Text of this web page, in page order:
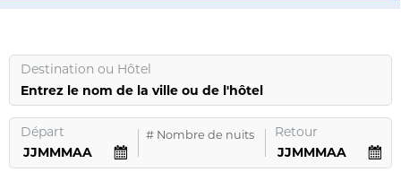
Destination ou Hôtel
Entrez le nom de la ville ou de l'hôtel
Départ # Nombre de nuits Retour